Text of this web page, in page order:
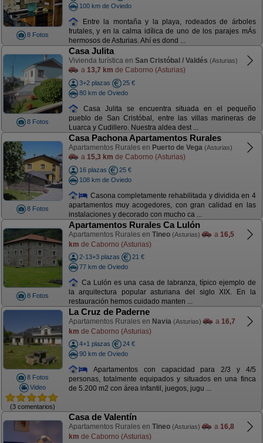
8 Fotos
100 km de Oviedo
Entre la montaña y la playa, rodeados de árboles
frutales, y en la calma idílica de uno de los parajes mÁs
hermosos de Asturias. Ahí es dond ...
8 Fotos
Casa Julita
Vivienda turística en San Cristóbal / Valdés (Asturias)
a 13,7 km de Caborno (Asturias)
3+2 plazas
25 €
80 km de Oviedo
Casa Julita se encuentra situada en el pequeño
pueblo de San Cristóbal, entre las villas marineras de
Luarca y Cudillero. Nuestra aldea dest ...
8 Fotos
Casa Pachona Apartamentos Rurales
Apartamentos Rurales en Puerto de Vega (Asturias)
a 15,3 km de Caborno (Asturias)
16 plazas
25 €
108 km de Oviedo
Casona completamente rehabilitada y dividida en 4
apartamentos muy acogedores, con gran calidad en las
instalaciones y decorado con mucho ca ...
8 Fotos
Apartamentos Rurales Ca Lulón
Apartamentos Rurales en Tineo (Asturias) a 16,5
km de Caborno (Asturias)
2-13+3 plazas
21 €
77 km de Oviedo
Ca Lulón es una casa de labranza, típico ejemplo de
la arquitectura popular asturiana del siglo XIX. En la
restauración hemos cuidado manten ...
8 Fotos
Video
(3 comentarios)
La Cruz de Paderne
Apartamentos Rurales en Navia (Asturias) a 16,7
km de Caborno (Asturias)
4+1 plazas
24 €
90 km de Oviedo
Apartamentos con capacidad para 2/3 y 4/5
personas, totalmente equipados y situados en una finca
de 5.200 m2 con área infantil, juegos, jugu ...
Casa de Valentín
Apartamentos Rurales en Tineo (Asturias) a 16,8
km de Caborno (Asturias)